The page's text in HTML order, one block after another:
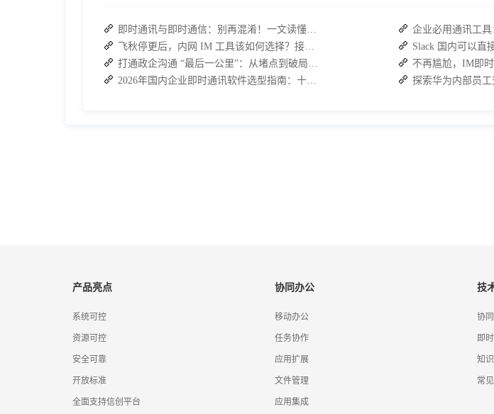
即时通讯与即时通信：别再混淆！一文读懂差异，接而连适配企业协作需求
飞秋停更后，内网 IM 工具该如何选择？接而连成企业新宠
打通政企沟通 “最后一公里”：从堵点到破局的路径解析
2026年国内企业即时通讯软件选型指南：十大主流平台深度盘点
产品亮点
系统可控
资源可控
安全可靠
开放标准
全面支持信创平台
协同办公
移动办公
任务协作
应用扩展
文件管理
应用集成
技
协
即
知
常